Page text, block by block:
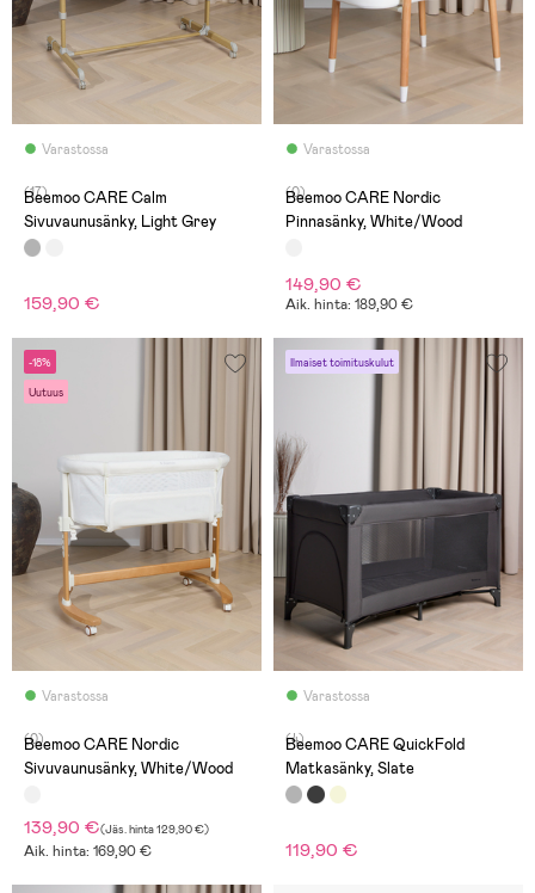
Varastossa
(17)
Beemoo CARE Calm
Sivuvaunusänky, Light Grey
159,90 €
Varastossa
(0)
Beemoo CARE Nordic
Pinnasänky, White/Wood
149,90 €
Aik. hinta: 189,90 €
-18%
Uutuus
Varastossa
(0)
Beemoo CARE Nordic
Sivuvaunusänky, White/Wood
139,90 €(Jäs. hinta129,90 €)
Aik. hinta: 169,90 €
Ilmaiset toimituskulut
Varastossa
(4)
Beemoo CARE QuickFold
Matkasänky, Slate
119,90 €